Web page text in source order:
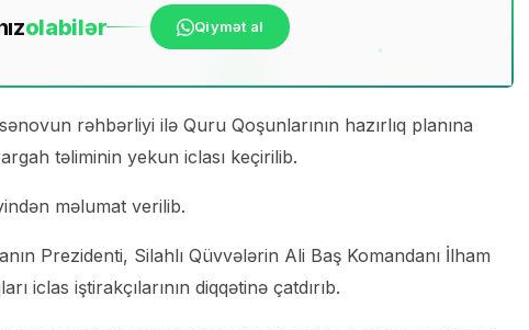
olabilər Qiymət al
rəhbərliyi ilə Quru Qoşunlarının hazırlıq planına
təliminin yekun iclası keçirilib.
məlumat verilib.
Prezidenti, Silahlı Qüvvələrin Ali Baş Komandanı İlham
iclas iştirakçılarının diqqətinə çatdırıb.